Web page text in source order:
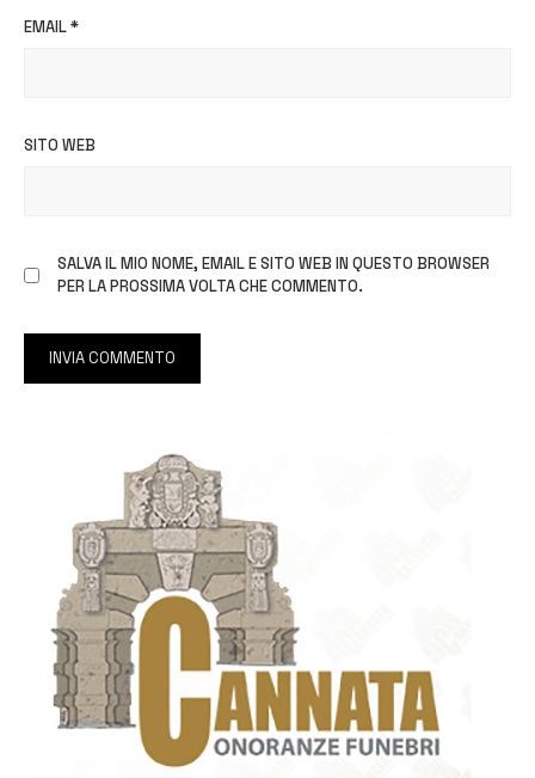
EMAIL*
SITO WEB
SALVA IL MIO NOME, EMAIL E SITO WEB IN QUESTO BROWSER
PER LA PROSSIMA VOLTA CHE COMMENTO.